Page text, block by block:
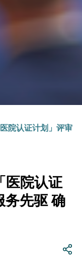
院认证计划」评审
医院认证
务先驱 确